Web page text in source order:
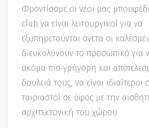
Φροντίσαμε οι νέοι μας
club να είναι λειτουργικοί για να
εξυπηρετούνται άνετα οι
διευκολύνουν το προσωπικό για
ακόμα πιο γρήγορη και
δουλειά τους, να είναι ιδιαίτεροι
ταιριαστοί σε ύφος με την
αρχιτεκτονική του χώρου.